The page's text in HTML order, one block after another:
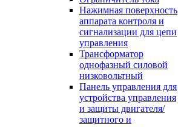
Нажимная поверхность
аппарата контроля и
сигнализации для цепи
управления
Трансформатор
однофазный силовой
низковольтный
Панель управления для
устройства управления
и защиты двигателя/
защитного и